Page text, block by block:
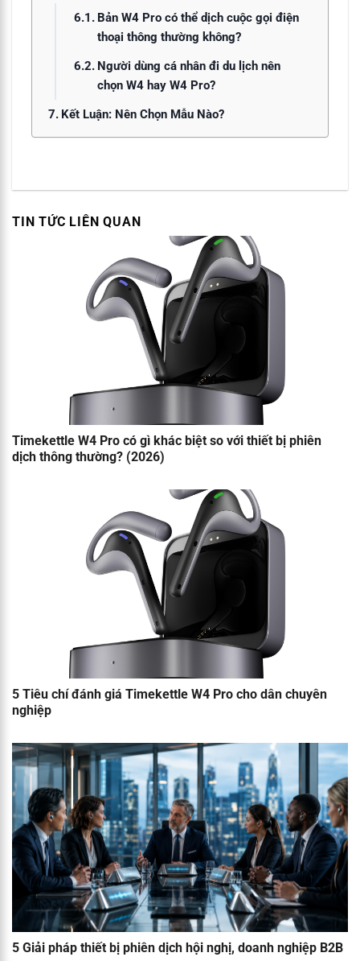
Bản W4 Pro có thể dịch cuộc gọi điện
thoại thông thường không?
Người dùng cá nhân đi du lịch nên
chọn W4 hay W4 Pro?
Kết Luận: Nên Chọn Mẫu Nào?
TIN TỨC LIÊN QUAN
Timekettle W4 Pro có gì khác biệt so với thiết bị phiên
dịch thông thường? (2026)
5 Tiêu chí đánh giá Timekettle W4 Pro cho dân chuyên
nghiệp
5 Giải pháp thiết bị phiên dịch hội nghị, doanh nghiệp B2B